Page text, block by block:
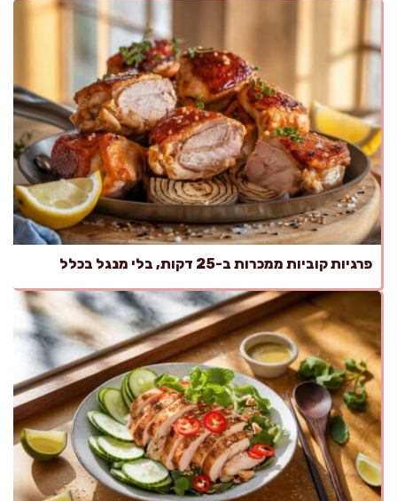
פרגיות קוביות ממכרות ב-25 דקות, בלי מנגל בכלל